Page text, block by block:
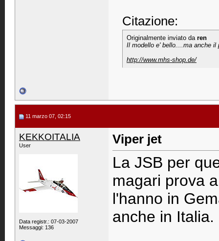
Citazione:
Originalmente inviato da ren
Il modello e' bello....ma anche il
http://www.mhs-shop.de/
11 marzo 07, 02:15
KEKKOITALIA
User
Data registr.: 07-03-2007
Messaggi: 136
Viper jet
La JSB per
magari prova
l'hanno in
anche in Italia.